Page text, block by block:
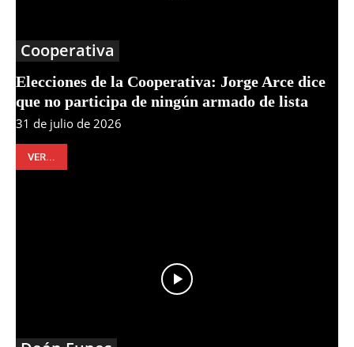
Cooperativa
Elecciones de la Cooperativa: Jorge Arce dice
que no participa de ningún armado de lista
31 de julio de 2026
VER...